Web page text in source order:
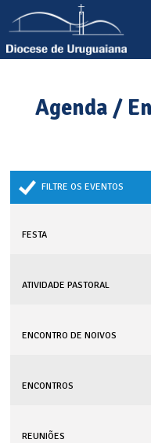
Agenda /
FILTRE OS EVENTOS
FESTA
ATIVIDADE PASTORAL
ENCONTRO DE NOIVOS
ENCONTROS
REUNIÕES